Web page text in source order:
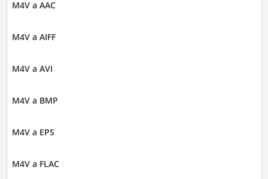
M4V a AAC
M4V a AIFF
M4V a AVI
M4V a BMP
M4V a EPS
M4V a FLAC